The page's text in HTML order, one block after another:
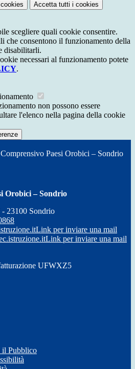
Accetta tutti i cookies
scegliere quali cookie consentire.
che consentono il funzionamento della
disabilitarli.
necessari al funzionamento potete
.
non possono essere
l'elenco nella pagina della cookie
Paesi Orobici – Sondrio
Orobici – Sondrio
23100 Sondrio
Link per inviare una mail
Link per inviare una mail
UFWXZ5
Pubblico